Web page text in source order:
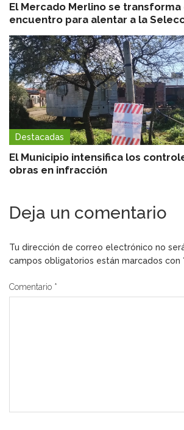
El Mercado Merlino se
encuentro para alentar a la
Destacadas
El Municipio intensifica los
obras en infracción
Deja un comentario
Tu dirección de correo electrónico no
campos obligatorios están marcados con
Comentario *